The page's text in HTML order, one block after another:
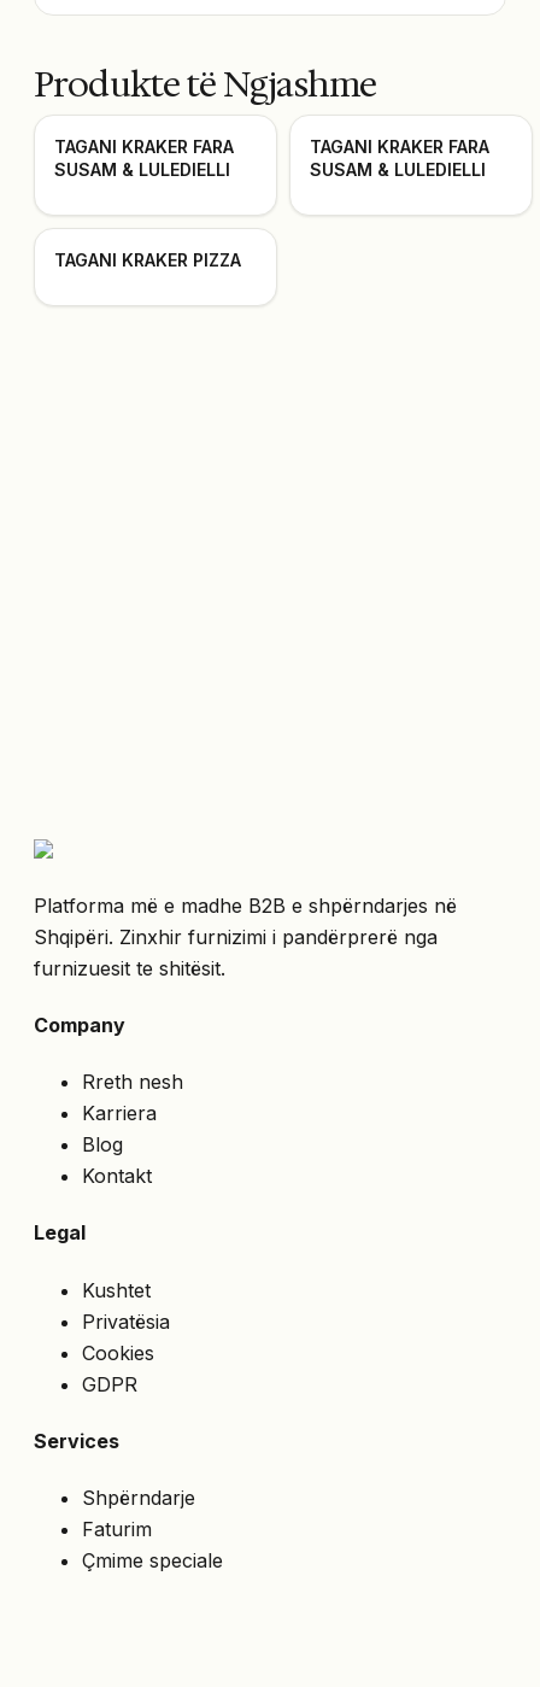
Produkte të Ngjashme
TAGANI KRAKER FARA
SUSAM & LULEDIELLI
TAGANI KRAKER FARA
SUSAM & LULEDIELLI
TAGANI KRAKER PIZZA
Platforma më e madhe B2B e shpërndarjes në
Shqipëri. Zinxhir furnizimi i pandërprerë nga
furnizuesit te shitësit.
Company
Rreth nesh
Karriera
Blog
Kontakt
Legal
Kushtet
Privatësia
Cookies
GDPR
Services
Shpërndarje
Faturim
Çmime speciale